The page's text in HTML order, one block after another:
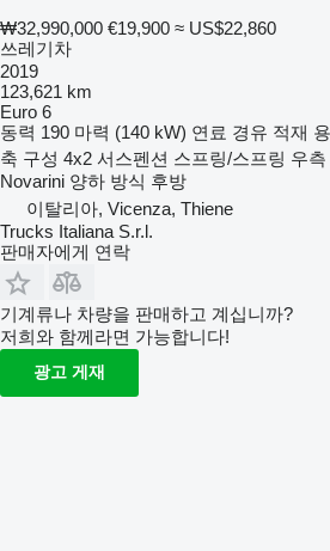
₩32,990,000 €19,900 ≈ US$22,860
쓰레기차
2019
123,621 km
Euro 6
동력 190 마력 (140 kW) 연료 경유 적재
축 구성 4x2 서스펜션 스프링/스프링 우
Novarini 양하 방식 후방
이탈리아, Vicenza, Thiene
Trucks Italiana S.r.l.
판매자에게 연락
기계류나 차량을 판매하고 계십니까?
저희와 함께라면 가능합니다!
광고 게재